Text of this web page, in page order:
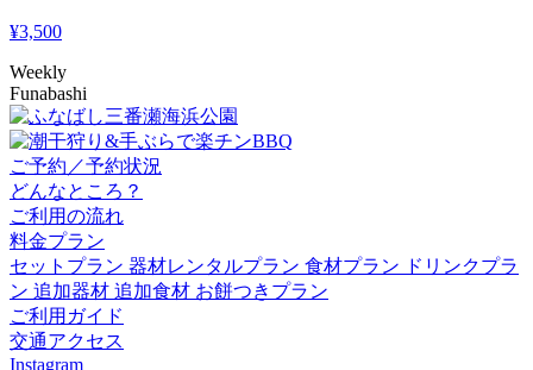
¥3,500
Weekly
Funabashi
ご予約／予約状況
どんなところ？
ご利用の流れ
料金プラン
セットプラン 器材レンタルプラン 食材プラン ドリンクプラ
ン 追加器材 追加食材 お餅つきプラン
ご利用ガイド
交通アクセス
Instagram